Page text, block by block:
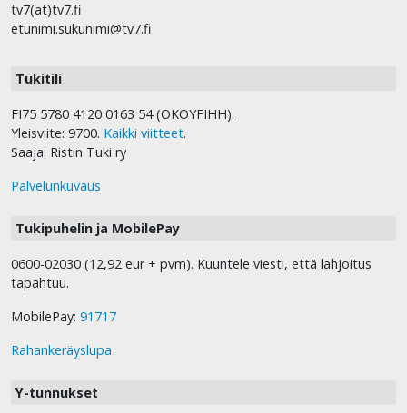
tv7(at)tv7.fi
etunimi.sukunimi@tv7.fi
Tukitili
FI75 5780 4120 0163 54 (OKOYFIHH).
Yleisviite: 9700. Kaikki viitteet.
Saaja: Ristin Tuki ry
Palvelunkuvaus
Tukipuhelin ja MobilePay
0600-02030 (12,92 eur + pvm). Kuuntele viesti, että lahjoitus
tapahtuu.
MobilePay: 91717
Rahankeräyslupa
Y-tunnukset